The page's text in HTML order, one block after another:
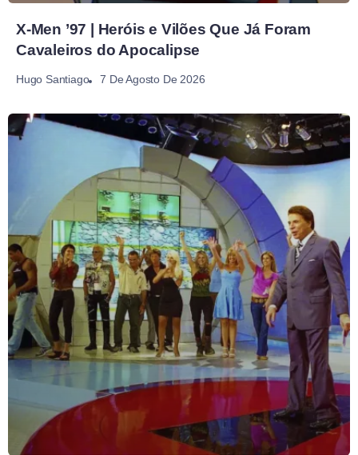
X-Men ’97 | Heróis e Vilões Que Já Foram
Cavaleiros do Apocalipse
Hugo Santiago 7 De Agosto De 2026